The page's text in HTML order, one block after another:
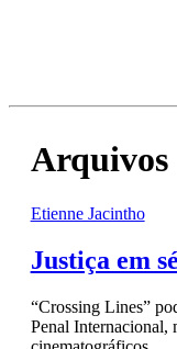
Arquivos
Etienne Jacintho
Justiça em
“Crossing Lines”
Penal Internacional,